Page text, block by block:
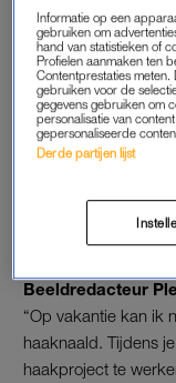
zonnebrandstift
maar met deze in je
Beeldredacteur
“Op vakantie kan ik
haaknaald. Tijdens
haakproject te
Informatie op een
gebruiken om
hand van statistieken of
Profielen aanmaken ten
Contentprestaties meten.
gebruiken voor de
gegevens gebruiken om
personalisatie van
gepersonaliseerde
Derde partijen lijst